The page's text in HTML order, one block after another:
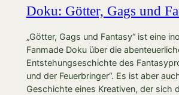
Doku: Götter, Gags und
„Götter, Gags und Fantasy“ ist eine
Fanmade Doku über die
Entstehungseschichte des
und der Feuerbringer“. Es ist aber
Geschichte eines Kreativen, der sich